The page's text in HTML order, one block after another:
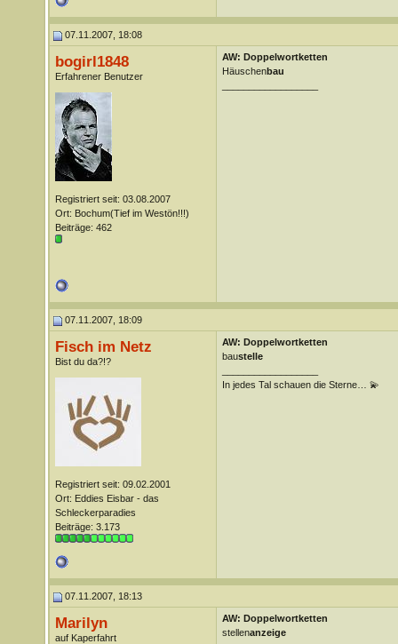
07.11.2007, 18:08
bogirl1848
Erfahrener Benutzer
Registriert seit: 03.08.2007
Ort: Bochum(Tief im Westön!!!)
Beiträge: 462
AW: Doppelwortketten
Häuschenbau
07.11.2007, 18:09
Fisch im Netz
Bist du da?!?
Registriert seit: 09.02.2001
Ort: Eddies Eisbar - das
Schleckerparadies
Beiträge: 3.173
AW: Doppelwortketten
baustelle
In jedes Tal schauen die Sterne… 💫
07.11.2007, 18:13
Marilyn
auf Kaperfahrt
AW: Doppelwortketten
stellenanzeige